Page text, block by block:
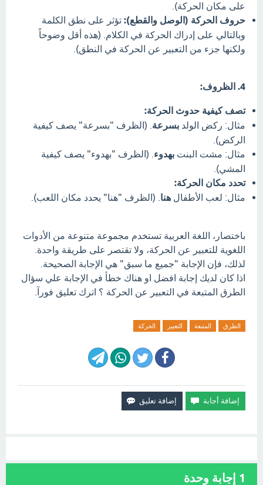
على مكان الحركة).
حروف الحركة (الوصل والقطع): تؤثر على نطق الكلمة
وبالتالي على إدراك الحركة في الكلام. (هذه أقل وضوحاً
ولكنها جزء من التعبير عن الحركة في النطق).
4. الظروف:
تصف كيفية حدوث الحركة:
مثال: ركض الولد بسرعة . (الظرف "بسرعة" يصف كيفية
الركض).
مثال: مشت البنت بهدوء . (الظرف "بهدوء" يصف كيفية
المشي).
تحدد مكان الحركة:
مثال: لعب الأطفال هنا . (الظرف "هنا" يحدد مكان اللعب).
باختصار، اللغة العربية تستخدم مجموعة متنوعة من الأدوات
اللغوية للتعبير عن الحركة، ولا تقتصر على طريقة واحدة.
لذلك، فإن الإجابة "جميع ما سبق" هي الإجابة الصحيحة.
اذا كان لديك إجابة افضل او هناك خطأ في الإجابة علي سؤال
الطرق المتبعة في التعبير عن الحركة ؟ اترك تعليق فورآ.
الطرق المتبعة التعبير الحركة
1 إجابة وحدة